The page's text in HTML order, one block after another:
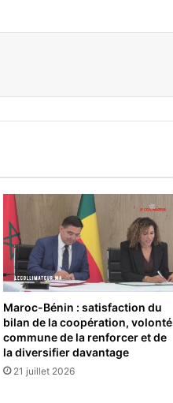
Maroc-Bénin : satisfaction du
bilan de la coopération, volonté
commune de la renforcer et de
la diversifier davantage
21 juillet 2026